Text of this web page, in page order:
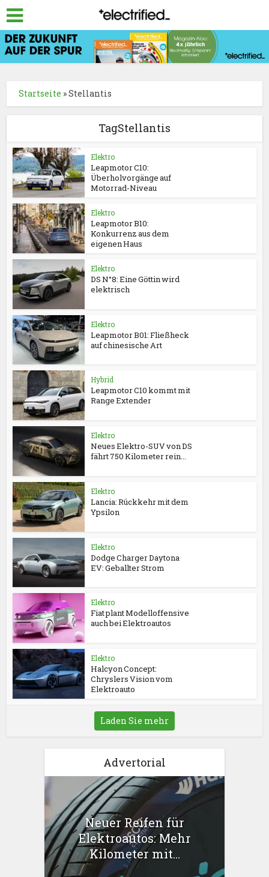
Startseite »Stellantis
TagStellantis
Elektro
Leapmotor C10:
Überholvorgänge auf
Motorrad-Niveau
Elektro
Leapmotor B10:
Konkurrenz aus dem
eigenen Haus
Elektro
DS N°8: Eine Göttin wird
elektrisch
Elektro
Leapmotor B01: Fließheck
auf chinesische Art
Hybrid
Leapmotor C10 kommt mit
Range Extender
Elektro
Neues Elektro-SUV von DS
fährt 750 Kilometer rein...
Elektro
Lancia: Rückkehr mit dem
Ypsilon
Elektro
Dodge Charger Daytona
EV: Geballter Strom
Elektro
Fiat plant Modelloffensive
auch bei Elektroautos
Elektro
Halcyon Concept:
Chryslers Vision vom
Elektroauto
Laden Sie mehr
Advertorial
Neuer Reifen für
Elektroautos: Mehr
Kilometer mit...